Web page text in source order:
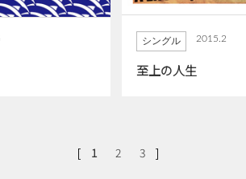
シングル 2015.2
至上の人生
[ 1 2 3 ]